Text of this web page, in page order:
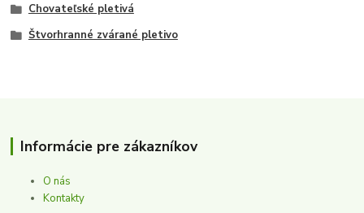
Chovateľské pletivá
Štvorhranné zvárané pletivo
Informácie pre zákazníkov
O nás
Kontakty